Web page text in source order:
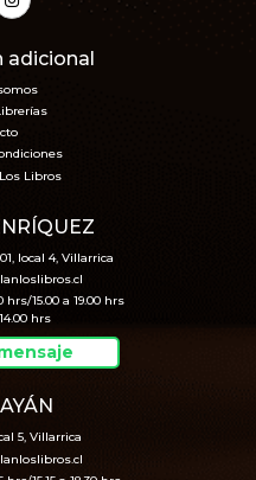
adicional
Libros
local 4, Villarrica
hrs/15.00 a 19.00 hrs
hrs
5, Villarrica